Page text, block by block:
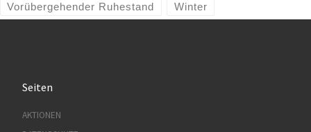
Vorübergehender Ruhestand Winter
Seiten
AKTIONEN